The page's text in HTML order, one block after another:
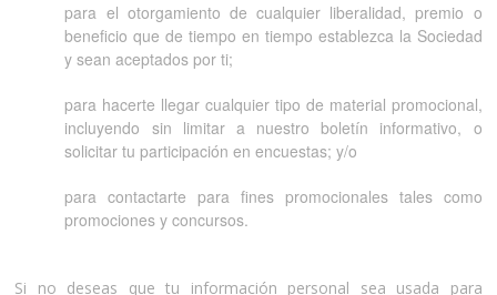
para el otorgamiento de cualquier liberalidad, premio o
beneficio que de tiempo en tiempo establezca la Sociedad
y sean aceptados por ti;
para hacerte llegar cualquier tipo de material promocional,
incluyendo sin limitar a nuestro boletín informativo, o
solicitar tu participación en encuestas; y/o
para contactarte para fines promocionales tales como
promociones y concursos.
Si no deseas que tu información personal sea usada para